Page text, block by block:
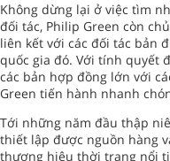
Không dừng lại ở việc tìm
đối tác, Philip Green còn
liên kết với các đối tác bản
quốc gia đó. Với tính quyết
các bản hợp đồng lớn với
Green tiến hành nhanh
Tới những năm đầu thập
thiết lập được nguồn hàng
thương hiệu thời trang nổi